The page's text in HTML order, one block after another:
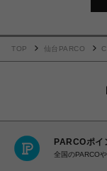
TOP 仙台PARCO
PARCOポイ
全国のPARCO